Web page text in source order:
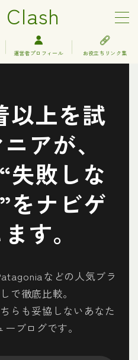
運営者プロフィール お役立ちリンク集
以上を試
アが、
失敗しな
をナビゲ
す。
などの人気ブラ
で徹底比較。
らも妥協しないあなた
ブログです。